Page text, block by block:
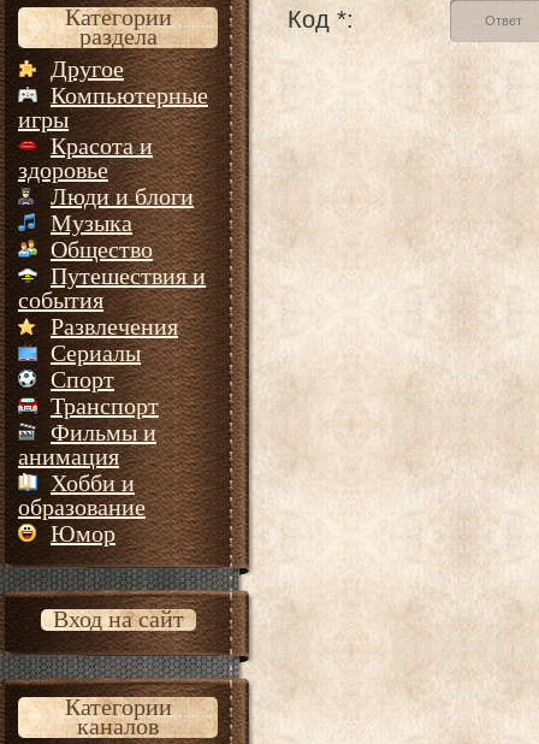
Категории
раздела
Другое
Компьютерные
игры
Красота и
здоровье
Люди и блоги
Музыка
Общество
Путешествия и
события
Развлечения
Сериалы
Спорт
Транспорт
Фильмы и
анимация
Хобби и
образование
Юмор
Вход на сайт
Категории
каналов
Код *: